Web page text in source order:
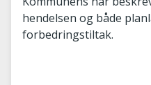
hendelsen og både
forbedringstiltak.